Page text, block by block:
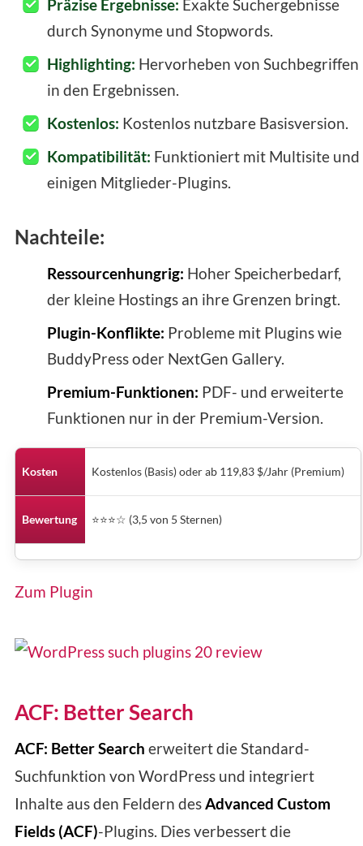
Präzise Ergebnisse: Exakte Suchergebnisse
durch Synonyme und Stopwords.
Highlighting: Hervorheben von Suchbegriffen
in den Ergebnissen.
Kostenlos: Kostenlos nutzbare Basisversion.
Kompatibilität: Funktioniert mit Multisite und
einigen Mitglieder-Plugins.
Nachteile:
Ressourcenhungrig: Hoher Speicherbedarf,
der kleine Hostings an ihre Grenzen bringt.
Plugin-Konflikte: Probleme mit Plugins wie
BuddyPress oder NextGen Gallery.
Premium-Funktionen: PDF- und erweiterte
Funktionen nur in der Premium-Version.
Kosten Kostenlos (Basis) oder ab 119,83 $/Jahr (Premium)
Bewertung ⭐⭐⭐☆ (3,5 von 5 Sternen)
Zum Plugin
ACF: Better Search
ACF: Better Search erweitert die Standard-
Suchfunktion von WordPress und integriert
Inhalte aus den Feldern desAdvanced Custom
Fields (ACF)-Plugins. Dies verbessert die